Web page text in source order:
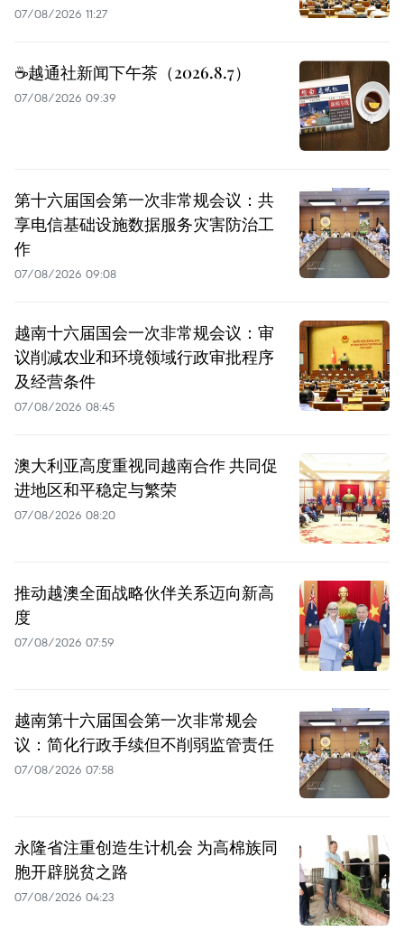
07/08/2026 11:27
☕️越通社新闻下午茶（2026.8.7）
07/08/2026 09:39
第十六届国会第一次非常规会议：共
享电信基础设施数据服务灾害防治工
作
07/08/2026 09:08
越南十六届国会一次非常规会议：审
议削减农业和环境领域行政审批程序
及经营条件
07/08/2026 08:45
澳大利亚高度重视同越南合作 共同促
进地区和平稳定与繁荣
07/08/2026 08:20
推动越澳全面战略伙伴关系迈向新高
度
07/08/2026 07:59
越南第十六届国会第一次非常规会
议：简化行政手续但不削弱监管责任
07/08/2026 07:58
永隆省注重创造生计机会 为高棉族同
胞开辟脱贫之路
07/08/2026 04:23